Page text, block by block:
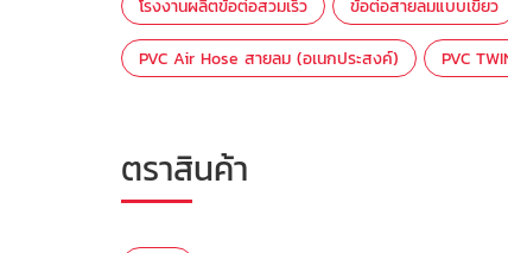
โรงงานผลิตข้อต่อสวมเร็ว ข้อต่อสายลมแบบเขี้ยว
PVC Air Hose สายลม (อเนกประสงค์) PVC
ตราสินค้า